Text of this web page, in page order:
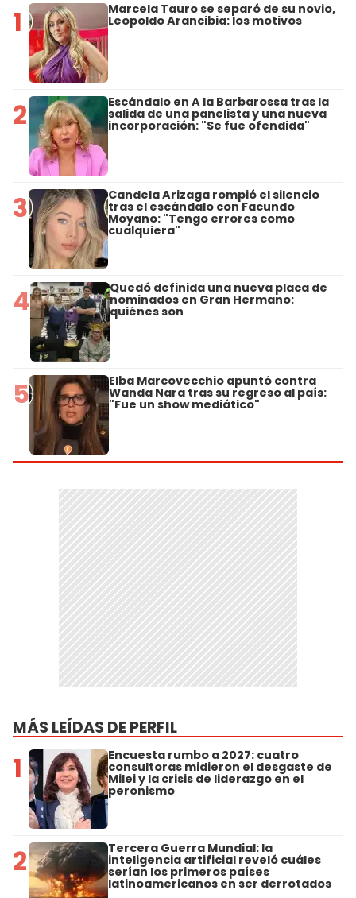
1 Marcela Tauro se separó de su novio,
Leopoldo Arancibia: los motivos
2 Escándalo en A la Barbarossa tras la
salida de una panelista y una nueva
incorporación: "Se fue ofendida"
3 Candela Arizaga rompió el silencio
tras el escándalo con Facundo
Moyano: "Tengo errores como
cualquiera"
4 Quedó definida una nueva placa de
nominados en Gran Hermano:
quiénes son
5 Elba Marcovecchio apuntó contra
Wanda Nara tras su regreso al país:
"Fue un show mediático"
MÁS LEÍDAS DE PERFIL
1 Encuesta rumbo a 2027: cuatro
consultoras midieron el desgaste de
Milei y la crisis de liderazgo en el
peronismo
2 Tercera Guerra Mundial: la
inteligencia artificial reveló cuáles
serían los primeros países
latinoamericanos en ser derrotados